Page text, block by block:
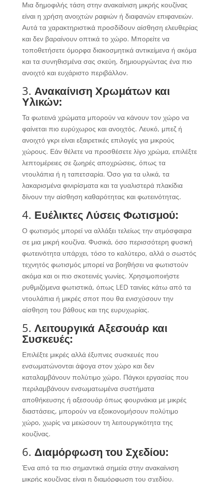
Μια δημοφιλής τάση στην ανακαίνιση μικρής κουζίνας
είναι η χρήση ανοιχτών ραφιών ή διαφανών επιφανειών.
Αυτά τα χαρακτηριστικά προσδίδουν αίσθηση ελευθερίας
και δεν βαραίνουν οπτικά το χώρο. Μπορείτε να
τοποθετήσετε όμορφα διακοσμητικά αντικείμενα ή ακόμα
και τα συνηθισμένα σας σκεύη, δημιουργώντας ένα πιο
ανοιχτό και ευχάριστο περιβάλλον.
3. Ανακαίνιση Χρωμάτων και
Υλικών:
Τα φωτεινά χρώματα μπορούν να κάνουν τον χώρο να
φαίνεται πιο ευρύχωρος και ανοιχτός. Λευκό, μπεζ ή
ανοιχτό γκρι είναι εξαιρετικές επιλογές για μικρούς
χώρους. Εάν θέλετε να προσθέσετε λίγο χρώμα, επιλέξτε
λεπτομέρειες σε ζωηρές αποχρώσεις, όπως τα
ντουλάπια ή η ταπετσαρία. Όσο για τα υλικά, τα
λακαρισμένα φινιρίσματα και τα γυαλιστερά πλακίδια
δίνουν την αίσθηση καθαρότητας και φωτεινότητας.
4. Ευέλικτες Λύσεις Φωτισμού:
Ο φωτισμός μπορεί να αλλάξει τελείως την ατμόσφαιρα
σε μια μικρή κουζίνα. Φυσικά, όσο περισσότερη φυσική
φωτεινότητα υπάρχει, τόσο το καλύτερο, αλλά ο σωστός
τεχνητός φωτισμός μπορεί να βοηθήσει να φωτιστούν
ακόμα και οι πιο σκοτεινές γωνίες. Χρησιμοποιήστε
ρυθμιζόμενα φωτιστικά, όπως LED ταινίες κάτω από τα
ντουλάπια ή μικρές σποτ που θα ενισχύσουν την
αίσθηση του βάθους και της ευρυχωρίας.
5. Λειτουργικά Αξεσουάρ και
Συσκευές:
Επιλέξτε μικρές αλλά έξυπνες συσκευές που
ενσωματώνονται άψογα στον χώρο και δεν
καταλαμβάνουν πολύτιμο χώρο. Πάγκοι εργασίας που
περιλαμβάνουν ενσωματωμένα συστήματα
αποθήκευσης ή αξεσουάρ όπως φουρνάκια με μικρές
διαστάσεις, μπορούν να εξοικονομήσουν πολύτιμο
χώρο, χωρίς να μειώσουν τη λειτουργικότητα της
κουζίνας.
6. Διαμόρφωση του Σχεδίου:
Ένα από τα πιο σημαντικά σημεία στην ανακαίνιση
μικρής κουζίνας είναι η διαμόρφωση του σχεδίου.